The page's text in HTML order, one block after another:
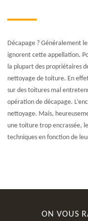
Décapage ? Généralement
ignorent cette appellation.
la plupart des propriétaires
nettoyage de toiture. En
sur des toitures mal
opération de décapage.
nettoyage. Mais,
une toiture trop encrassée,
techniques en fonction de
ON VOUS